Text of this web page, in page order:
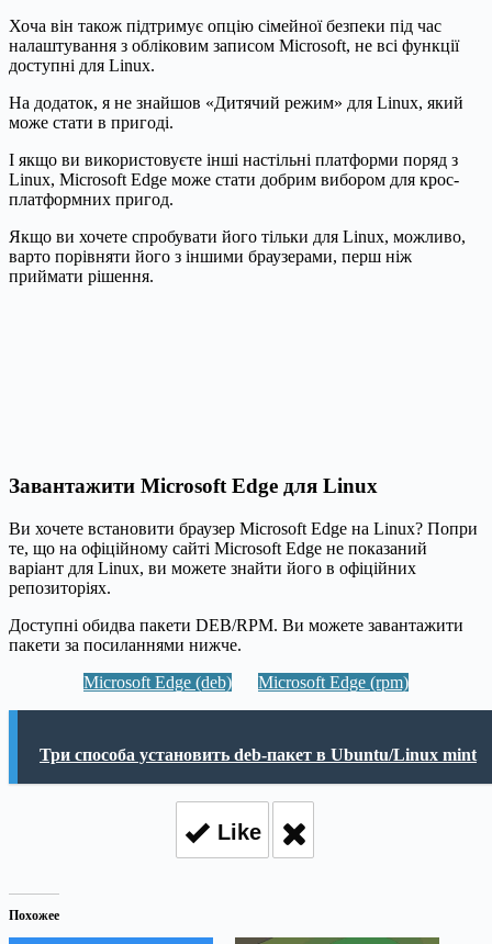
Хоча він також підтримує опцію сімейної безпеки під час
налаштування з обліковим записом Microsoft, не всі функції
доступні для Linux.
На додаток, я не знайшов «Дитячий режим» для Linux, який
може стати в пригоді.
І якщо ви використовуєте інші настільні платформи поряд з
Linux, Microsoft Edge може стати добрим вибором для крос-
платформних пригод.
Якщо ви хочете спробувати його тільки для Linux, можливо,
варто порівняти його з іншими браузерами, перш ніж
приймати рішення.
Завантажити Microsoft Edge для Linux
Ви хочете встановити браузер Microsoft Edge на Linux? Попри
те, що на офіційному сайті Microsoft Edge не показаний
варіант для Linux, ви можете знайти його в офіційних
репозиторіях.
Доступні обидва пакети DEB/RPM. Ви можете завантажити
пакети за посиланнями нижче.
Microsoft Edge (deb)
Microsoft Edge (rpm)
Три способа установить deb-пакет в Ubuntu/Linux mint
Like
Похожее